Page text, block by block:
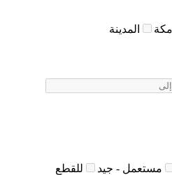
مكة المدينة
مستعمل - جيد للقطع